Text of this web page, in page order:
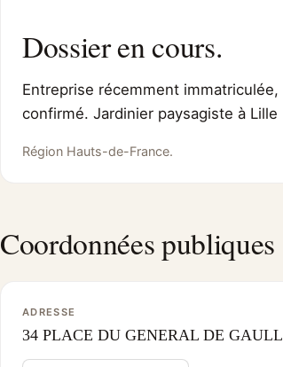
Dossier en cours.
Entreprise récemment
confirmé. Jardinier paysagiste à
Région Hauts-de-France.
Coordonnées publiques
ADRESSE
34 PLACE DU GENERAL DE